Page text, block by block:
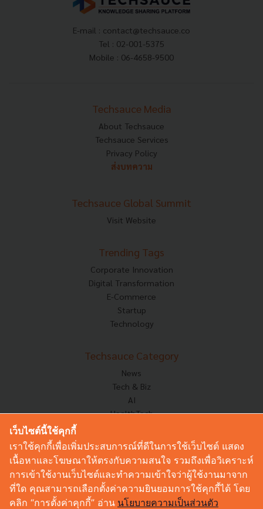
E-mail : contact@techsauce.co
Tel : 02-001-5375
Mobile : 06-4658-9500
Techsauce Media
About Techsauce
Techsauce Services
Privacy Policy
ส่งบทความ
Techsauce Global Summit
Visit Website
Trending Tags
Corporate Innovation
Digital Transformation
E-Commerce
Startup
Technology
Techsauce Category
News
Tech & Biz
AI
HealthTech
Corp Innov
Saucy Thoughts
Based On
Sustainable
Videos
เว็บไซต์นี้ใช้คุกกี้
เราใช้คุกกี้เพื่อเพิ่มประสบการณ์ที่ดีในการใช้เว็บไซต์ แสดง
เนื้อหาและโฆษณาให้ตรงกับความสนใจ รวมถึงเพื่อวิเคราะห์
การเข้าใช้งานเว็บไซต์และทำความเข้าใจว่าผู้ใช้งานมาจาก
ที่ใด คุณสามารถเลือกตั้งค่าความยินยอมการใช้คุกกี้ได้ โดย
คลิก “การตั้งค่าคุกกี้” อ่าน นโยบายความเป็นส่วนตัว